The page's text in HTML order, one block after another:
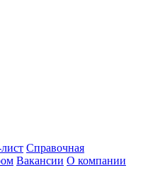
Справочная
Вакансии О компании